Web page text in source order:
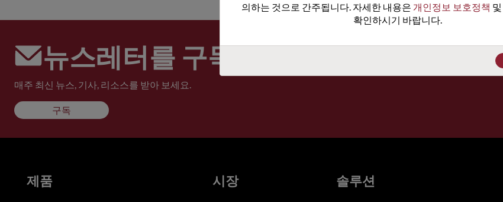
뉴스레터를 구독하세요
매주 최신 뉴스, 기사, 리소스를 받아 보세요.
구독
의하는 것으로 간주됩니다. 자세한 내용은 개인정보 보호정책 및
확인하시기 바랍니다.
제품 시장 솔루션